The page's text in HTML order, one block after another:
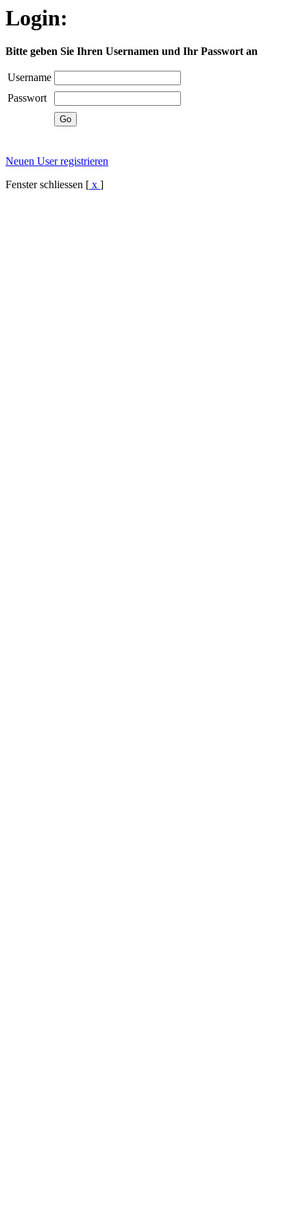
Login:
Bitte geben Sie Ihren Usernamen und Ihr Passwort an
Username
Passwort
Neuen User registrieren
Fenster schliessen [ x ]